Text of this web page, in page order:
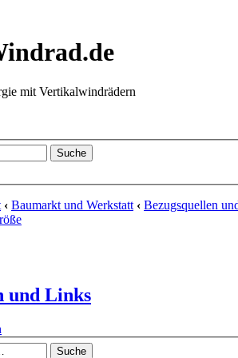
mit Vertikalwindrädern
‹ Baumarkt und Werkstatt ‹ Bezugsquellen
und Links